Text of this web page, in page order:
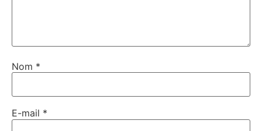
Nom *
E-mail *